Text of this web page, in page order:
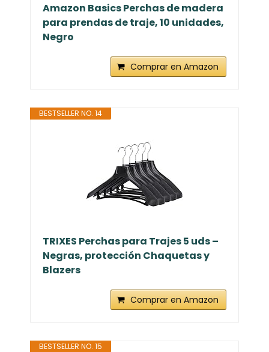
Amazon Basics Perchas de madera
para prendas de traje, 10 unidades,
Negro
Comprar en Amazon
BESTSELLER NO. 14
TRIXES Perchas para Trajes 5 uds –
Negras, protección Chaquetas y
Blazers
Comprar en Amazon
BESTSELLER NO. 15